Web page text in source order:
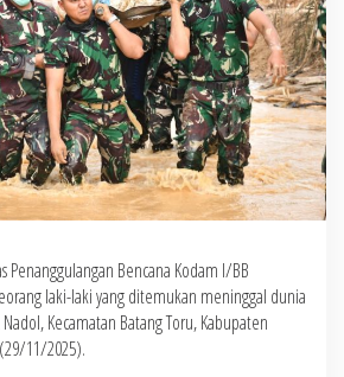
Penanggulangan Bencana Kodam I/BB
laki-laki yang ditemukan meninggal dunia
Kecamatan Batang Toru, Kabupaten
11/2025).